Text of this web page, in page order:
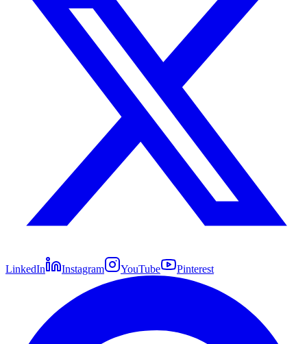
LinkedIn Instagram YouTube Pinterest